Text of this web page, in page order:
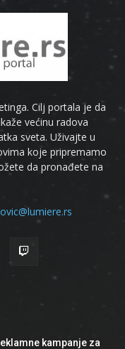
Cilj portala je da
većinu radova
sveta. Uživajte u
koje pripremamo
da pronađete na
kampanje za